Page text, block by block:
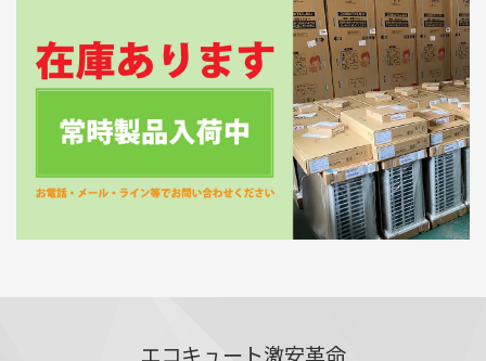
エコキュート激安革命